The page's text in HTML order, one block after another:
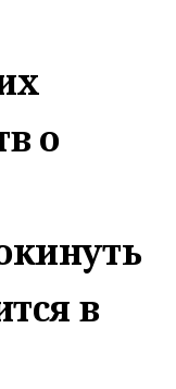
о
в